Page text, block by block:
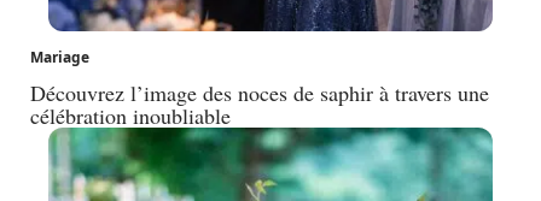
Mariage
Découvrez l’image des noces de saphir à travers une
célébration inoubliable